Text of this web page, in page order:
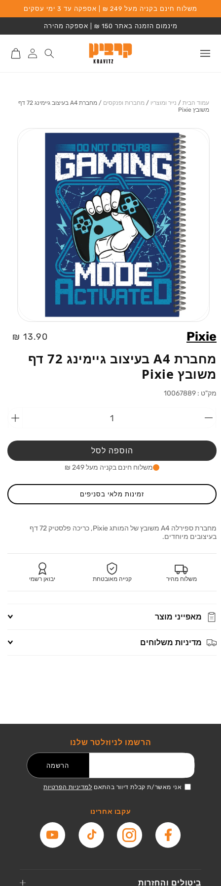
המשך לתוכן
משלוח חינם בקניה מעל 249 ₪ | אספקה עד 3 ימי עסקים
מינמום הזמנה באתר 150 ₪ | אספקה מהירה
התחברות
לאתר
סל
קניות
עמוד הבית / נייר ומוצריו / מחברות ופנקסים /
מחברת A4 בעיצוב גיימינג 72 דף
משובץ Pixie
Pixie
מחיר
13.90 ₪
מחברת A4 בעיצוב גיימינג 72 דף
משובץ Pixie
מק"ט : 10067889
מ-מחברת
דף
Pixie
מ-
A4
דף
הוספה לסל
משלוח חינם בקניה מעל 249 ₪
זמינות מלאי בסניפים
מחברת ספירלה A4 משובץ של המותג Pixie, כריכה פלסטיק 72 דף
בעיצובים מיוחדים.
משלוח מהיר קנייה מאובטחת יבואן רשמי
מאפייני מוצר
מדיניות משלוחים
מעבר למידע על
1
הרשמו לניוזלטר שלנו
הרשמה
אני מאשר/ת קבלת דיוור בהתאם למדיניות הפרטיות
עקבו אחרינו
פייסבוק אינסטגרם טיקטוק יוטיוב
ביטולים והחזרות